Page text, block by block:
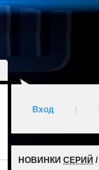
Вход
НОВИНКИ СЕРИЙ /